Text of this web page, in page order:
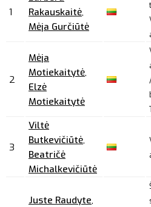
1
Rakauskaitė,
Mėja Gurčiūtė
2
Mėja
Motiekaitytė,
Elzė
Motiekaitytė
3
Viltė
Butkevičiūtė,
Beatričė
Michalkevičiūtė
Juste Raudyte,